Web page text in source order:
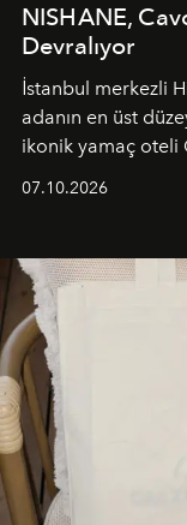
NISHANE,
Devralıyor
İstanbul merkezli
adanın en üst
ikonik yamaç oteli
buluşturarak
sürükleyici ve
07.10.2026